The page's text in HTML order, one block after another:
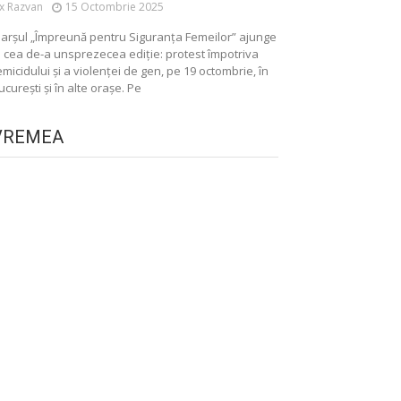
Razvan 15 Octombrie 2025
„Împreună pentru Siguranța Femeilor” ajunge
cea de-a unsprezecea ediție: protest împotriva
și a violenței de gen, pe 19 octombrie, în
și în alte orașe. Pe